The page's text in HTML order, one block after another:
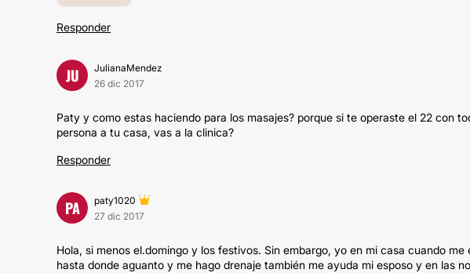
Responder
JU
JulianaMendez
26 dic 2017
Paty y como estas haciendo para los masajes? porque si te operaste el 22 con
persona a tu casa, vas a la clinica?
Responder
PA
paty1020
27 dic 2017
Hola, si menos el.domingo y los festivos. Sin embargo, yo en mi casa cuando
hasta donde aguanto y me hago drenaje también me ayuda mi esposo y en las